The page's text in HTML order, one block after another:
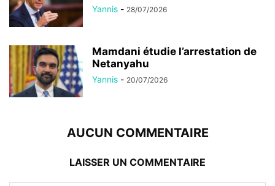
Yannis - 28/07/2026
Mamdani étudie l’arrestation de
Netanyahu
Yannis - 20/07/2026
AUCUN COMMENTAIRE
LAISSER UN COMMENTAIRE